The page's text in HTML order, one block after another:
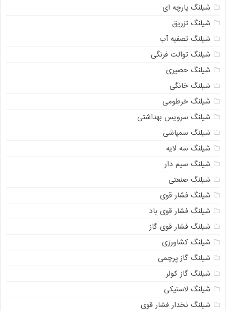
شیلنگ پارچه ای
شیلنگ تزریق
شیلنگ تصفیه آب
شیلنگ توالت فرنگی
شیلنگ حصیری
شیلنگ خانگی
شیلنگ خرطومی
شیلنگ سرویس بهداشتی
شیلنگ سمپاشی
شیلنگ سه لایه
شیلنگ سیم دار
شیلنگ صنعتی
شیلنگ فشار قوی
شیلنگ فشار قوی باد
شیلنگ فشار قوی گاز
شیلنگ کشاورزی
شیلنگ گاز پرچمی
شیلنگ گاز کولر
شیلنگ لاستیکی
شیلنگ نخدار فشار قوی